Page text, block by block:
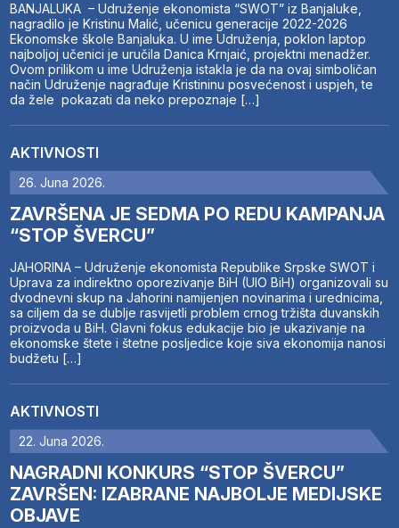
BANJALUKA – Udruženje ekonomista “SWOT” iz Banjaluke,
nagradilo je Kristinu Malić, učenicu generacije 2022-2026
Ekonomske škole Banjaluka. U ime Udruženja, poklon laptop
najboljoj učenici je uručila Danica Krnjaić, projektni menadžer.
Ovom prilikom u ime Udruženja istakla je da na ovaj simboličan
način Udruženje nagrađuje Kristininu posvećenost i uspjeh, te
da žele pokazati da neko prepoznaje […]
AKTIVNOSTI
26. Juna 2026.
ZAVRŠENA JE SEDMA PO REDU KAMPANJA
“STOP ŠVERCU”
JAHORINA – Udruženje ekonomista Republike Srpske SWOT i
Uprava za indirektno oporezivanje BiH (UIO BiH) organizovali su
dvodnevni skup na Jahorini namijenjen novinarima i urednicima,
sa ciljem da se dublje rasvijetli problem crnog tržišta duvanskih
proizvoda u BiH. Glavni fokus edukacije bio je ukazivanje na
ekonomske štete i štetne posljedice koje siva ekonomija nanosi
budžetu […]
AKTIVNOSTI
22. Juna 2026.
NAGRADNI KONKURS “STOP ŠVERCU”
ZAVRŠEN: IZABRANE NAJBOLJE MEDIJSKE
OBJAVE